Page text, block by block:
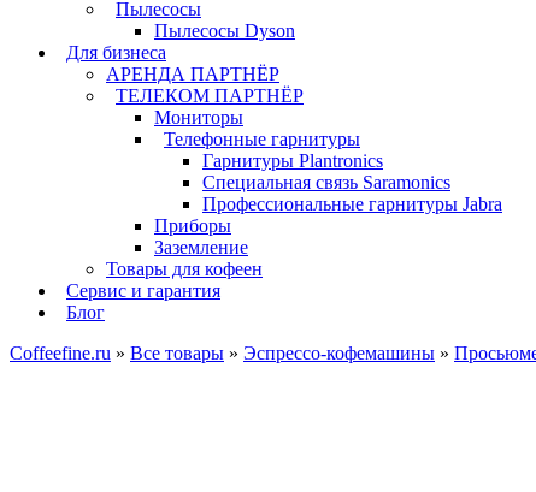
Пылесосы
Пылесосы Dyson
Для бизнеса
АРЕНДА ПАРТНЁР
ТЕЛЕКОМ ПАРТНЁР
Мониторы
Телефонные гарнитуры
Гарнитуры Plantronics
Специальная связь Saramonics
Профессиональные гарнитуры Jabra
Приборы
Заземление
Товары для кофеен
Сервис и гарантия
Блог
Coffeefine.ru » Все товары » Эспрессо-кофемашины »